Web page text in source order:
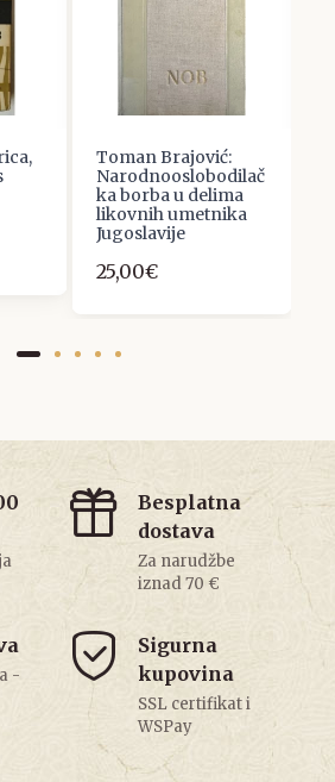
Toman Brajović:
Narodnooslobodilač
ka borba u delima
likovnih umetnika
Jugoslavije
25,00€
Besplatna
dostava
Za narudžbe
iznad 70 €
-
Sigurna
kupovina
SSL certifikat i
WSPay